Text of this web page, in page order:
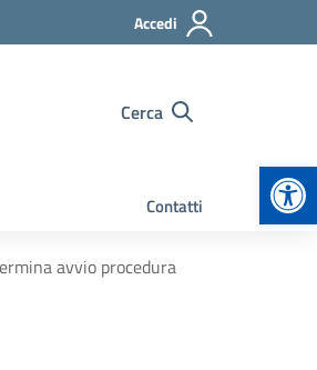
Accedi
Cerca
Contatti
avvio procedura